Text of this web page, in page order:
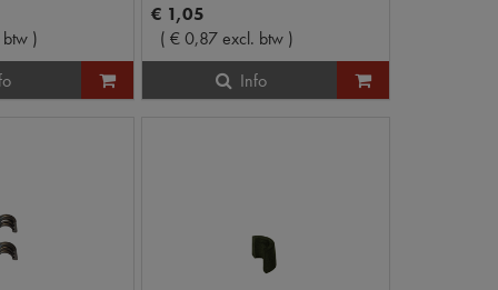
)
€ 1,05
( €0,87excl. btw )
Info